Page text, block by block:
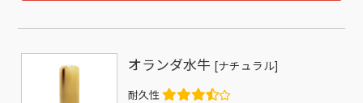
オランダ水牛 [ナチュラル]
耐久性